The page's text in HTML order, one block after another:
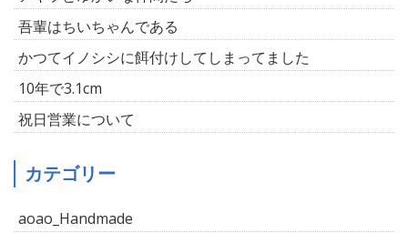
吾輩はちいちゃんである
かつてイノシシに餌付けしてしまってました
10年で3.1cm
祝日営業について
カテゴリー
aoao_Handmade